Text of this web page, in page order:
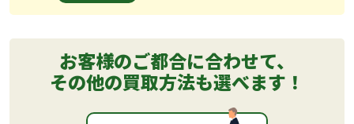
お客様のご都合に合わせて、
その他の買取方法も選べます！